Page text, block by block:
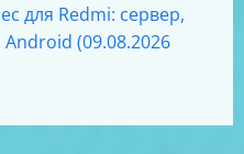
для Redmi: сервер,
(09.08.2026